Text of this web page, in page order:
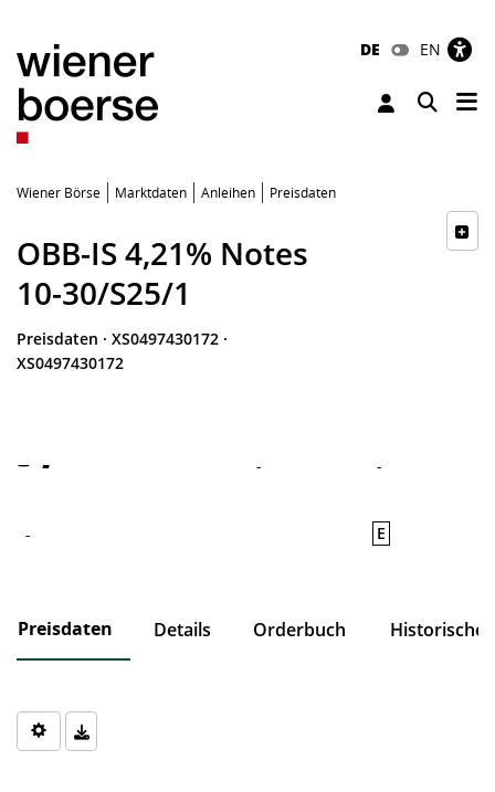
DE EN
Toggle
Wiener Börse Marktdaten Anleihen Preisdaten
OBB-IS 4,21% Notes
10-30/S25/1
Preisdaten · XS0497430172 ·
XS0497430172
- - -
- E
Preisdaten Details Orderbuch Historische
Chart